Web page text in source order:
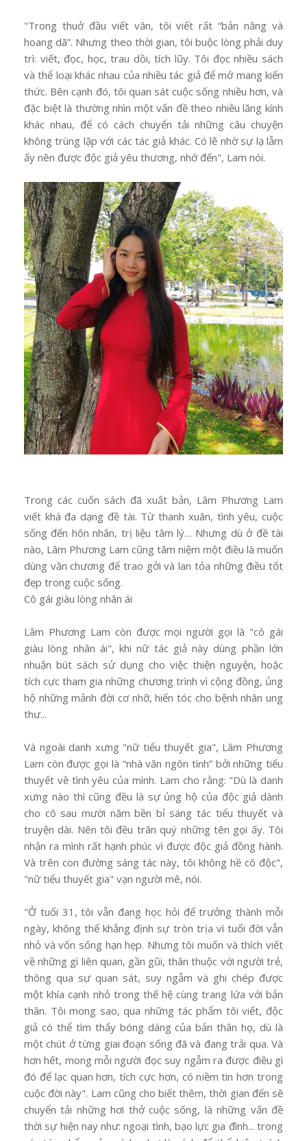
"Trong thuở đầu viết văn, tôi viết rất “bản năng và
hoang dã”. Nhưng theo thời gian, tôi buộc lòng phải duy
trì: viết, đọc, học, trau dồi, tích lũy. Tôi đọc nhiều sách
và thể loại khác nhau của nhiều tác giả để mở mang kiến
thức. Bên cạnh đó, tôi quan sát cuộc sống nhiều hơn, và
đặc biệt là thường nhìn một vấn đề theo nhiều lăng kính
khác nhau, để có cách chuyển tải những câu chuyện
không trùng lặp với các tác giả khác. Có lẽ nhờ sự lạ lẫm
ấy nên được độc giả yêu thương, nhớ đến", Lam nói.
Trong các cuốn sách đã xuất bản, Lâm Phương Lam
viết khá đa dạng đề tài. Từ thanh xuân, tình yêu, cuộc
sống đến hôn nhân, trị liệu tâm lý… Nhưng dù ở đề tài
nào, Lâm Phương Lam cũng tâm niệm một điều là muốn
dùng văn chương để trao gởi và lan tỏa những điều tốt
đẹp trong cuộc sống.
Cô gái giàu lòng nhân ái
Lâm Phương Lam còn được mọi người gọi là "cô gái
giàu lòng nhân ái", khi nữ tác giả này dùng phần lớn
nhuận bút sách sử dụng cho việc thiện nguyện, hoặc
tích cực tham gia những chương trình vì cộng đồng, ủng
hộ những mảnh đời cơ nhỡ, hiến tóc cho bệnh nhân ung
thư...
Và ngoài danh xưng "nữ tiểu thuyết gia", Lâm Phương
Lam còn được gọi là “nhà văn ngôn tình” bởi những tiểu
thuyết về tình yêu của mình. Lam cho rằng: "Dù là danh
xưng nào thì cũng đều là sự ủng hộ của độc giả dành
cho cô sau mười năm bền bỉ sáng tác tiểu thuyết và
truyện dài. Nên tôi đều trân quý những tên gọi ấy. Tôi
nhận ra mình rất hạnh phúc vì được độc giả đồng hành.
Và trên con đường sáng tác này, tôi không hề cô độc",
"nữ tiểu thuyết gia" vạn người mê, nói.
"Ở tuổi 31, tôi vẫn đang học hỏi để trưởng thành mỗi
ngày, không thể khẳng định sự tròn trịa vì tuổi đời vẫn
nhỏ và vốn sống hạn hẹp. Nhưng tôi muốn và thích viết
về những gì liên quan, gần gũi, thân thuộc với người trẻ,
thông qua sự quan sát, suy ngẫm và ghi chép được
một khía cạnh nhỏ trong thế hệ cùng trang lứa với bản
thân. Tôi mong sao, qua những tác phẩm tôi viết, độc
giả có thể tìm thấy bóng dáng của bản thân họ, dù là
một chút ở từng giai đoạn sống đã và đang trải qua. Và
hơn hết, mong mỗi người đọc suy ngẫm ra được điều gì
đó để lạc quan hơn, tích cực hơn, có niềm tin hơn trong
cuộc đời này". Lam cũng cho biết thêm, thời gian đến sẽ
chuyển tải những hơi thở cuộc sống, là những vấn đề
thời sự hiện nay như: ngoại tình, bạo lực gia đình... trong